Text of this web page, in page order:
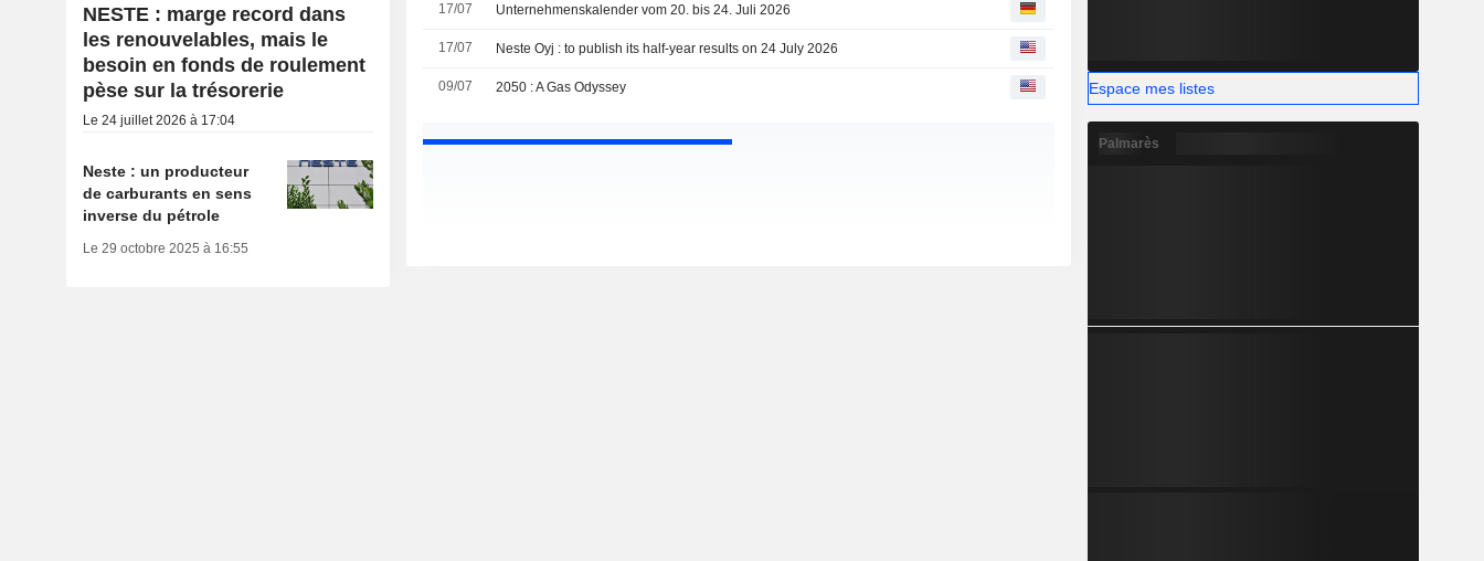
17/07 Unternehmenskalender vom 20. bis 24. Juli 2026
17/07 Neste Oyj : to publish its half-year results on 24 July 2026
09/07 2050 : A Gas Odyssey
NESTE : marge record dans
les renouvelables, mais le
besoin en fonds de roulement
pèse sur la trésorerie
Le 24 juillet 2026 à 17:04
Neste : un producteur
de carburants en sens
inverse du pétrole
Le 29 octobre 2025 à 16:55
Espace mes listes
Palmarès